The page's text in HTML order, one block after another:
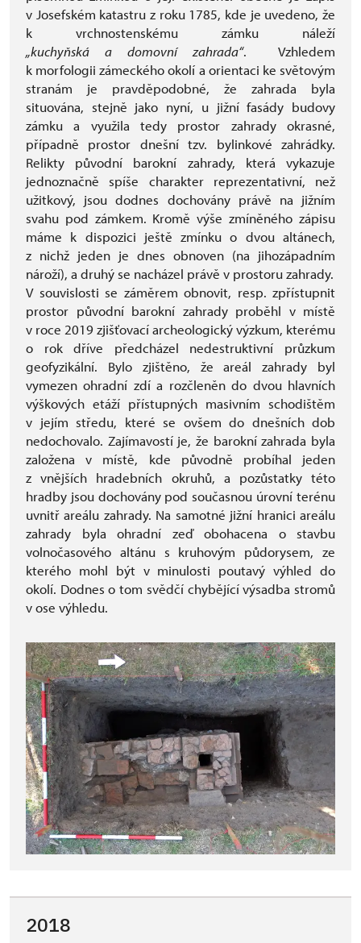
v Josefském katastru z roku 1785, kde je uvedeno, že
k vrchnostenskému zámku náleží
„kuchyňská a domovní zahrada“. Vzhledem
k morfologii zámeckého okolí a orientaci ke světovým
stranám je pravděpodobné, že zahrada byla
situována, stejně jako nyní, u jižní fasády budovy
zámku a využila tedy prostor zahrady okrasné,
případně prostor dnešní tzv. bylinkové zahrádky.
Relikty původní barokní zahrady, která vykazuje
jednoznačně spíše charakter reprezentativní, než
užitkový, jsou dodnes dochovány právě na jižním
svahu pod zámkem. Kromě výše zmíněného zápisu
máme k dispozici ještě zmínku o dvou altánech,
z nichž jeden je dnes obnoven (na jihozápadním
nároží), a druhý se nacházel právě v prostoru zahrady.
V souvislosti se záměrem obnovit, resp. zpřístupnit
prostor původní barokní zahrady proběhl v místě
v roce 2019 zjišťovací archeologický výzkum, kterému
o rok dříve předcházel nedestruktivní průzkum
geofyzikální. Bylo zjištěno, že areál zahrady byl
vymezen ohradní zdí a rozčleněn do dvou hlavních
výškových etáží přístupných masivním schodištěm
v jejím středu, které se ovšem do dnešních dob
nedochovalo. Zajímavostí je, že barokní zahrada byla
založena v místě, kde původně probíhal jeden
z vnějších hradebních okruhů, a pozůstatky této
hradby jsou dochovány pod současnou úrovní terénu
uvnitř areálu zahrady. Na samotné jižní hranici areálu
zahrady byla ohradní zeď obohacena o stavbu
volnočasového altánu s kruhovým půdorysem, ze
kterého mohl být v minulosti poutavý výhled do
okolí. Dodnes o tom svědčí chybějící výsadba stromů
v ose výhledu.
2018